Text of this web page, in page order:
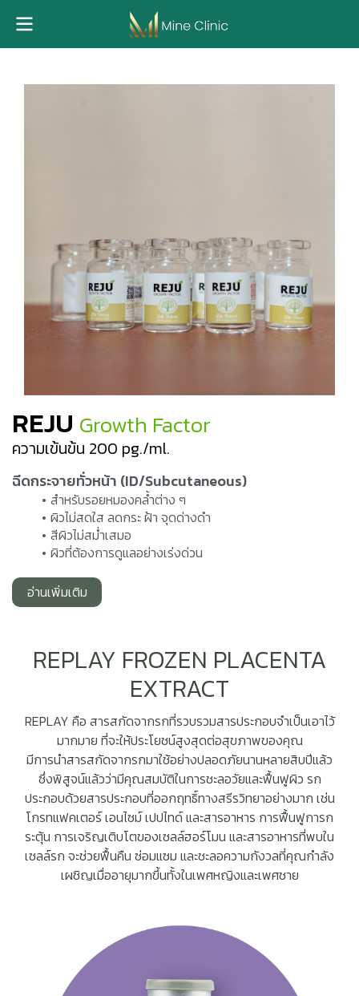
REJU Growth Factor
ความเข้นข้น 200 pg./ml.
ฉีดกระจายทั่วหน้า (ID/Subcutaneous)
สำหรับรอยหมองคล้ำต่าง ๆ
ผิวไม่สดใส ลดกระ ฝ้า จุดด่างดำ
สีผิวไม่สม่ำเสมอ
ผิวที่ต้องการดูแลอย่างเร่งด่วน
อ่านเพิ่มเติม
REPLAY FROZEN PLACENTA
EXTRACT
REPLAY คือ สารสกัดจากรกที่รวบรวมสารประกอบจำเป็นเอาไว้
มากมาย ที่จะให้ประโยชน์สูงสุดต่อสุขภาพของคุณ
มีการนำสารสกัดจากรกมาใช้อย่างปลอดภัยนานหลายสิบปีแล้ว
ซึ่งพิสูจน์แล้วว่ามีคุณสมบัติในการชะลอวัยและฟื้นฟูผิว รก
ประกอบด้วยสารประกอบที่ออกฤทธิ์ทางสรีรวิทยาอย่างมาก เช่น
โกรทแฟคเตอร์ เอนไซม์ เปปไทด์ และสารอาหาร การฟื้นฟูการก
ระตุ้น การเจริญเติบโตของเซลล์ฮอร์โมน และสารอาหารที่พบใน
เซลล์รก จะช่วยฟื้นคืน ซ่อมแซม และชะลอความกังวลที่คุณกำลัง
เผชิญเมื่ออายุมากขึ้นทั้งในเพศหญิงและเพศชาย